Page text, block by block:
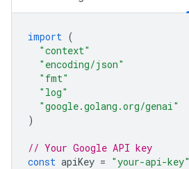
import (
"context"
"encoding/json"
"fmt"
"log"
"google.golang.org/genai"
)
// Your Google API key
const apiKey = "your-api-key"